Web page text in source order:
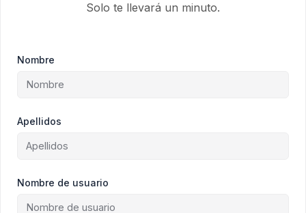
Solo te llevará un minuto.
Nombre
Apellidos
Nombre de usuario